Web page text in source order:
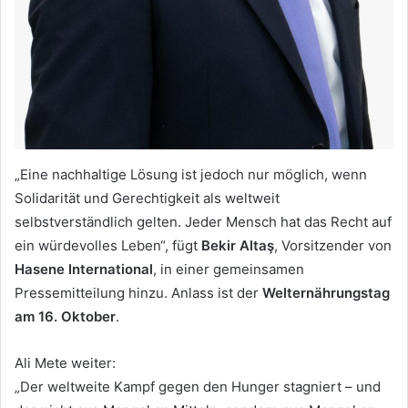
„Eine nachhaltige Lösung ist jedoch nur möglich, wenn
Solidarität und Gerechtigkeit als weltweit
selbstverständlich gelten. Jeder Mensch hat das Recht auf
ein würdevolles Leben“, fügt Bekir Altaş, Vorsitzender von
Hasene International, in einer gemeinsamen
Pressemitteilung hinzu. Anlass ist der Welternährungstag
am 16. Oktober.
Ali Mete weiter:
„Der weltweite Kampf gegen den Hunger stagniert – und